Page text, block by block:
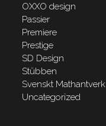
OXXO design
Passier
Premiere
Prestige
SD Design
Stübben
Svenskt Mathantverk
Uncategorized